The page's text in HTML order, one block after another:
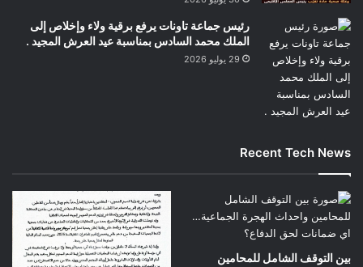
رئيس جماعة تاونات يرفع برقية ولاء وإخلاص إلى
الملك محمد السادس بمناسبة عيد العرش المجيد .
29 يوليو 2026
Recent Tech News
بين التوقف الشامل للمحامين